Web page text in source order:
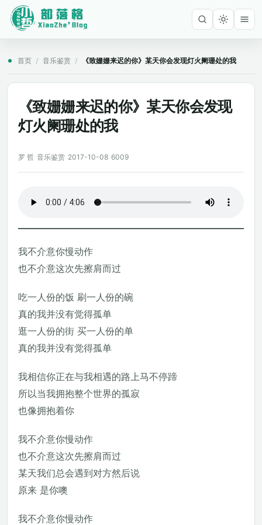
首页 / 音乐鉴赏 / 《致姗姗来迟的你》某天你会发现灯火阑珊处的我
《致姗姗来迟的你》某天你会发现
灯火阑珊处的我
罗 哲 音乐鉴赏 2017-10-08 6009
我不介意你慢动作
也不介意这次先擦肩而过
吃一人份的饭 刷一人份的碗
真的我并没有觉得孤单
逛一人份的街 买一人份的单
真的我并没有觉得孤单
我相信你正在与我相遇的路上马不停蹄
所以当我拥抱整个世界的孤寂
也像拥抱着你
我不介意你慢动作
也不介意这次先擦肩而过
某天我们总会遇到对方然后说
原来 是你噢
我不介意你慢动作